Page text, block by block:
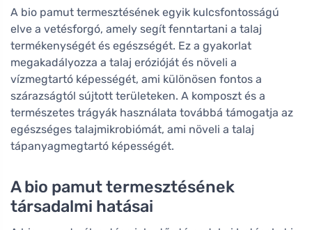
A bio pamut termesztésének egyik kulcsfontosságú
elve a vetésforgó, amely segít fenntartani a talaj
termékenységét és egészségét. Ez a gyakorlat
megakadályozza a talaj erózióját és növeli a
vízmegtartó képességét, ami különösen fontos a
szárazságtól sújtott területeken. A komposzt és a
természetes trágyák használata továbbá támogatja az
egészséges talajmikrobiómát, ami növeli a talaj
tápanyagmegtartó képességét.
A bio pamut termesztésének
társadalmi hatásai